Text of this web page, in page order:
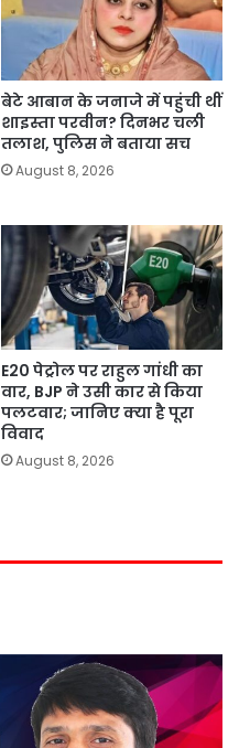
बेटे आबान के जनाजे में पहुंची थीं
शाइस्ता परवीन? दिनभर चली
तलाश, पुलिस ने बताया सच
August 8, 2026
E20 पेट्रोल पर राहुल गांधी का
वार, BJP ने उसी कार से किया
पलटवार; जानिए क्या है पूरा
विवाद
August 8, 2026